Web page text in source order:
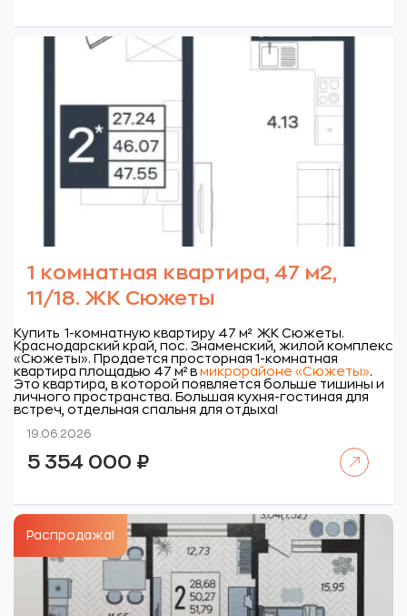
1 комнатная квартира, 47 м2,
11/18. ЖК Сюжеты
Купить 1-комнатную квартиру 47 м² ЖК Сюжеты.
Краснодарский край, пос. Знаменский, жилой комплекс
«Сюжеты». Продается просторная 1-комнатная
квартира площадью 47 м² в микрорайоне «Сюжеты».
Это квартира, в которой появляется больше тишины и
личного пространства. Большая кухня-гостиная для
встреч, отдельная спальня для отдыха!
19.06.2026
5 354 000 ₽
Распродажа!